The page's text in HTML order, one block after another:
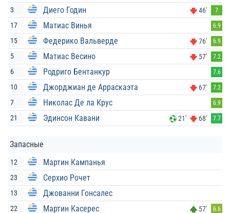
3 Диего Годин 46' 7
17 Матиас Винья 6.9
15 Федерико Вальверде 76' 6.9
5 Матиас Весино 57' 7.2
6 Родриго Бентанкур 7.6
10 Джорджиан де Арраскаэта 67' 7.2
7 Николас Де ла Крус 6.9
21 Эдинсон Кавани 21' 68' 7.7
Запасные
12 Мартин Кампанья
23 Серхио Рочет
13 Джованни Гонсалес
22 Мартин Касерес 57' 6.6